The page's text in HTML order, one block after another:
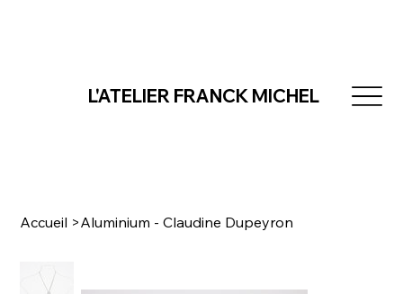
L'ATELIER FRANCK MICHEL
Accueil >Aluminium - Claudine Dupeyron